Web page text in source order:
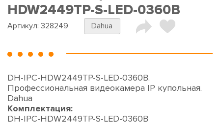
HDW2449TP-S-LED-0360B
Артикул: 328249 Dahua
DH-IPC-HDW2449TP-S-LED-0360B.
Профессиональная видеокамера IP купольная.
Dahua
Комплектация:
DH-IPC-HDW2449TP-S-LED-0360B